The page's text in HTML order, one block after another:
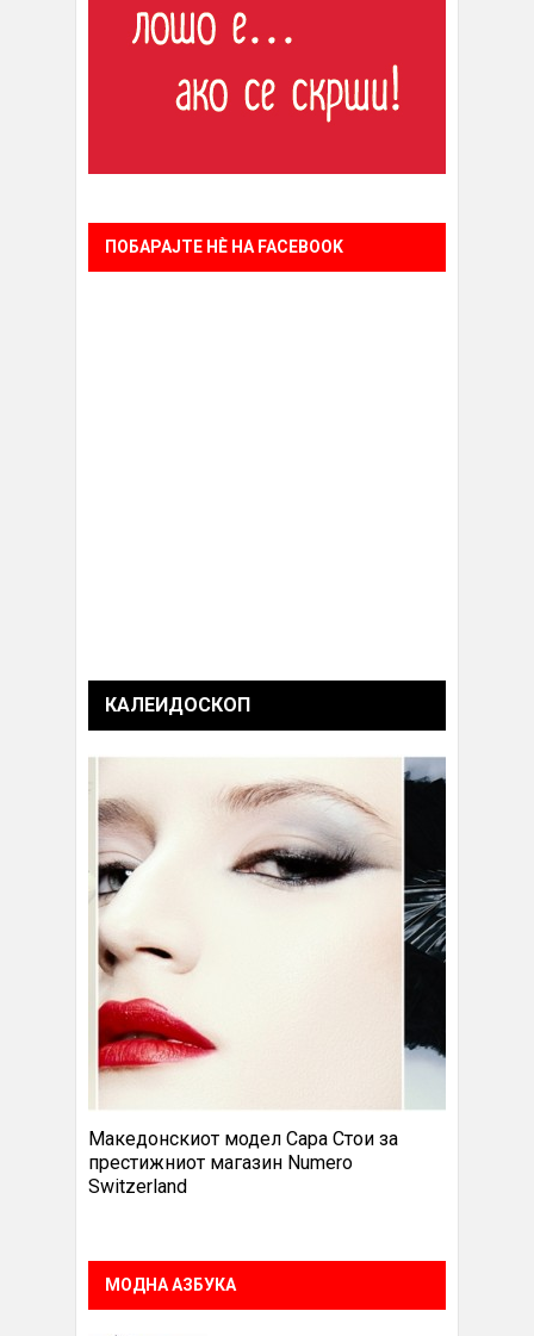
ПОБАРАЈТЕ НÈ НА FACEBOOK
КАЛЕИДОСКОП
Македонскиот модел Сара Стои за
престижниот магазин Numero
Switzerland
МОДНА АЗБУКА